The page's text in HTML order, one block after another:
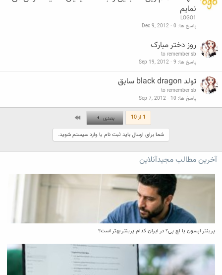
نمایم
LOGO1
پاسخ ها 0
Dec 9, 2012
روز دختر مبارک
to remember sb
پاسخ ها 9
Sep 19, 2012
تولد black dragon سابق
to remember sb
پاسخ ها 10
Sep 7, 2012
1 از 10 بعدی
شما برای ارسال باید ثبت نام یا وارد سیستم شوید.
آخرین مطالب مجیدآنلاین
پرینتر اپسون یا اچ پی؟ در ایران کدام پرینتر بهتر است؟